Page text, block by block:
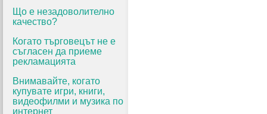
Що е незадоволително
качество?
Когато търговецът не е
съгласен да приеме
рекламацията
Внимавайте, когато
купувате игри, книги,
видеофилми и музика по
интернет